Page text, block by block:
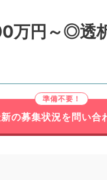
万円～◎透
の募集状況を問い合